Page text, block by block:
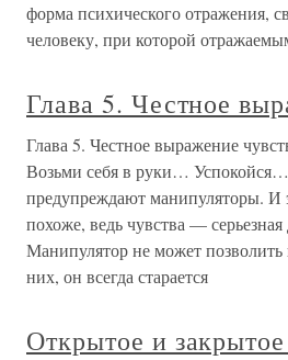
форма психического отражения,
человеку, при которой
Глава 5. Честное
Глава 5. Честное выражение
Возьми себя в руки…
предупреждают манипуляторы. И
похоже, ведь чувства —
Манипулятор не может позволить
них, он всегда старается
Открытое и